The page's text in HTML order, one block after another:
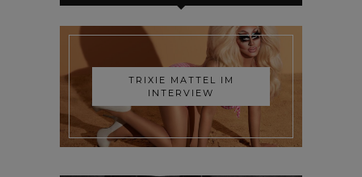
TRIXIE MATTEL IM
INTERVIEW